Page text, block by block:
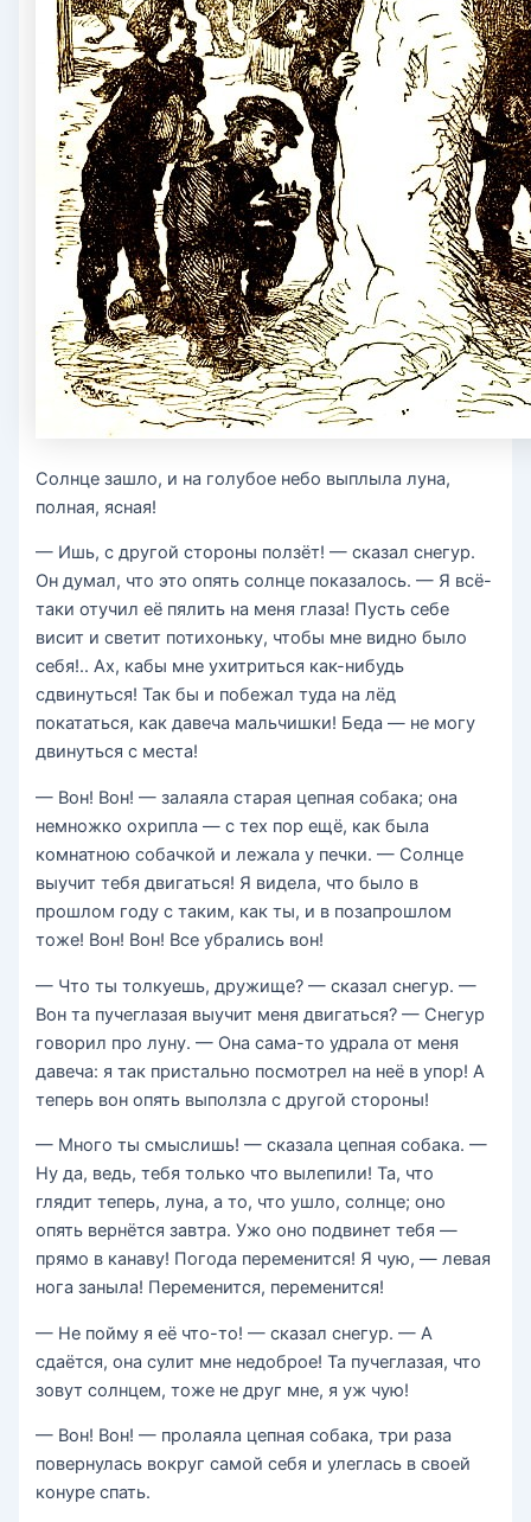
Солнце зашло, и на голубое небо выплыла луна,
полная, ясная!
— Ишь, с другой стороны ползёт! — сказал снегур.
Он думал, что это опять солнце показалось. — Я всё-
таки отучил её пялить на меня глаза! Пусть себе
висит и светит потихоньку, чтобы мне видно было
себя!.. Ах, кабы мне ухитриться как-нибудь
сдвинуться! Так бы и побежал туда на лёд
покататься, как давеча мальчишки! Беда — не могу
двинуться с места!
— Вон! Вон! — залаяла старая цепная собака; она
немножко охрипла — с тех пор ещё, как была
комнатною собачкой и лежала у печки. — Солнце
выучит тебя двигаться! Я видела, что было в
прошлом году с таким, как ты, и в позапрошлом
тоже! Вон! Вон! Все убрались вон!
— Что ты толкуешь, дружище? — сказал снегур. —
Вон та пучеглазая выучит меня двигаться? — Снегур
говорил про луну. — Она сама-то удрала от меня
давеча: я так пристально посмотрел на неё в упор! А
теперь вон опять выползла с другой стороны!
— Много ты смыслишь! — сказала цепная собака. —
Ну да, ведь, тебя только что вылепили! Та, что
глядит теперь, луна, а то, что ушло, солнце; оно
опять вернётся завтра. Ужо оно подвинет тебя —
прямо в канаву! Погода переменится! Я чую, — левая
нога заныла! Переменится, переменится!
— Не пойму я её что-то! — сказал снегур. — А
сдаётся, она сулит мне недоброе! Та пучеглазая, что
зовут солнцем, тоже не друг мне, я уж чую!
— Вон! Вон! — пролаяла цепная собака, три раза
повернулась вокруг самой себя и улеглась в своей
конуре спать.